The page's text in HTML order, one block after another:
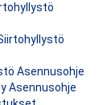
Asennusohje
Asennusohje